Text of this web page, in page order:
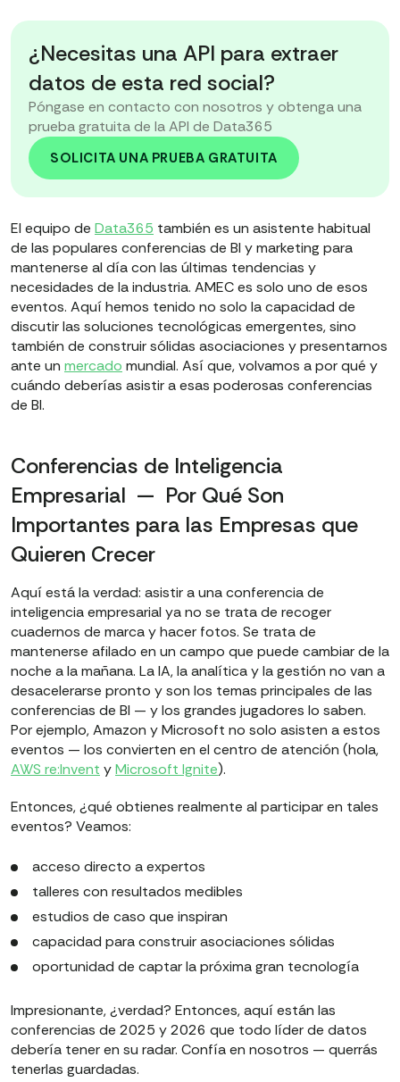
¿Necesitas una API para extraer
datos de esta red social?
Póngase en contacto con nosotros y obtenga una
prueba gratuita de la API de Data365
SOLICITA UNA PRUEBA GRATUITA
El equipo de Data365 también es un asistente habitual
de las populares conferencias de BI y marketing para
mantenerse al día con las últimas tendencias y
necesidades de la industria. AMEC es solo uno de esos
eventos. Aquí hemos tenido no solo la capacidad de
discutir las soluciones tecnológicas emergentes, sino
también de construir sólidas asociaciones y presentarnos
ante un mercado mundial. Así que, volvamos a por qué y
cuándo deberías asistir a esas poderosas conferencias
de BI.
Conferencias de Inteligencia
Empresarial — Por Qué Son
Importantes para las Empresas que
Quieren Crecer
Aquí está la verdad: asistir a una conferencia de
inteligencia empresarial ya no se trata de recoger
cuadernos de marca y hacer fotos. Se trata de
mantenerse afilado en un campo que puede cambiar de la
noche a la mañana. La IA, la analítica y la gestión no van a
desacelerarse pronto y son los temas principales de las
conferencias de BI — y los grandes jugadores lo saben.
Por ejemplo, Amazon y Microsoft no solo asisten a estos
eventos — los convierten en el centro de atención (hola,
AWS re:Invent yMicrosoft Ignite).
Entonces, ¿qué obtienes realmente al participar en tales
eventos? Veamos:
acceso directo a expertos
talleres con resultados medibles
estudios de caso que inspiran
capacidad para construir asociaciones sólidas
oportunidad de captar la próxima gran tecnología
Impresionante, ¿verdad? Entonces, aquí están las
conferencias de 2025 y 2026 que todo líder de datos
debería tener en su radar. Confía en nosotros — querrás
tenerlas guardadas.